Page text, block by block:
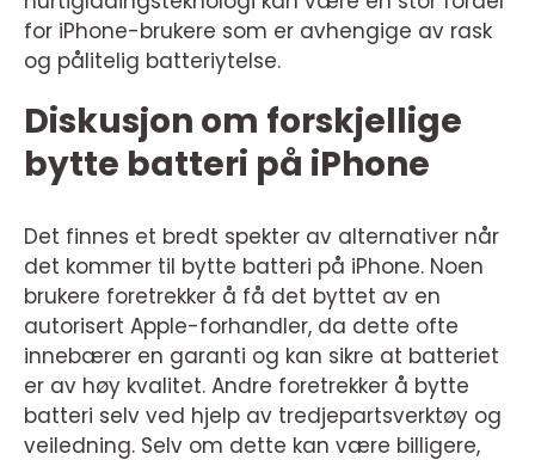
for iPhone-brukere som er avhengige av rask
og pålitelig batteriytelse.
Diskusjon om forskjellige
bytte batteri på iPhone
Det finnes et bredt spekter av alternativer når
det kommer til bytte batteri på iPhone. Noen
brukere foretrekker å få det byttet av en
autorisert Apple-forhandler, da dette ofte
innebærer en garanti og kan sikre at batteriet
er av høy kvalitet. Andre foretrekker å bytte
batteri selv ved hjelp av tredjepartsverktøy og
veiledning. Selv om dette kan være billigere,